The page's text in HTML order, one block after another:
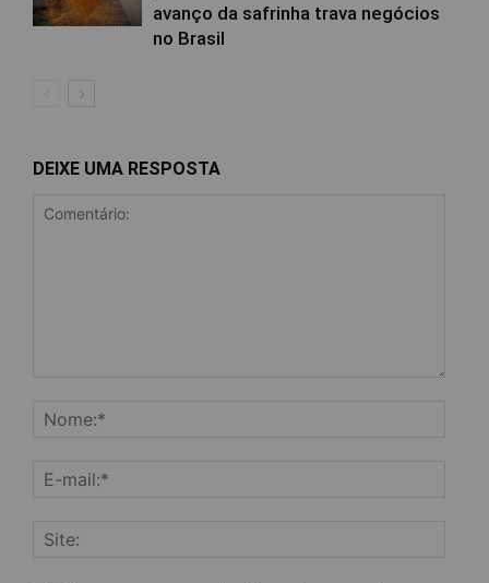
avanço da safrinha trava negócios
no Brasil
DEIXE UMA RESPOSTA